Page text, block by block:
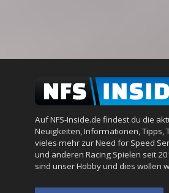
Auf NFS-Inside.de findest du die
Neuigkeiten, Informationen, Tipps,
vieles mehr zur Need for Speed
und anderen Racing Spielen seit
sind unser Hobby und dies wollen